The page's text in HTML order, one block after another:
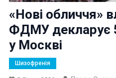
«Нові обличчя»
ФДМУ декларує
у Москві
Шизофренія